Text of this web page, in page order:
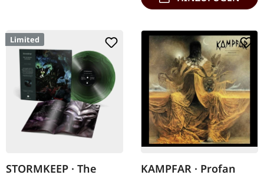
Limited
STORMKEEP · The
KAMPFAR · Profan